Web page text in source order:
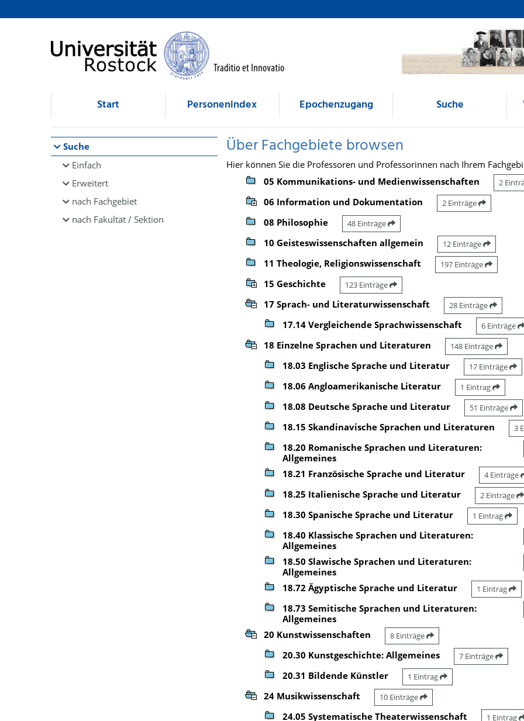
Browsen
direkt zum Inhalt
Start Personenindex Epochenzugang Suche
Suche
Einfach
Erweitert
nach Fachgebiet
nach Fakultät / Sektion
Über Fachgebiete browsen
Hier können Sie die Professoren und Professorinnen nach Ihrem
05 Kommunikations- und Medienwissenschaften
2
06 Information und Dokumentation 2 Einträge
08 Philosophie 48 Einträge
10 Geisteswissenschaften allgemein 12 Einträge
11 Theologie, Religionswissenschaft 197 Einträge
15 Geschichte 123 Einträge
17 Sprach- und Literaturwissenschaft 28 Einträge
17.14 Vergleichende Sprachwissenschaft 6 Einträge
18 Einzelne Sprachen und Literaturen 148 Einträge
18.03 Englische Sprache und Literatur 17 Einträge
18.06 Angloamerikanische Literatur 1 Eintrag
18.08 Deutsche Sprache und Literatur 51 Einträge
18.15 Skandinavische Sprachen und Literaturen 3
18.20 Romanische Sprachen und Literaturen:
Allgemeines
18.21 Französische Sprache und Literatur 4 Einträge
18.25 Italienische Sprache und Literatur 2 Einträge
18.30 Spanische Sprache und Literatur 1 Eintrag
18.40 Klassische Sprachen und Literaturen:
Allgemeines
18.50 Slawische Sprachen und Literaturen:
Allgemeines
18.72 Ägyptische Sprache und Literatur 1 Eintrag
18.73 Semitische Sprachen und Literaturen:
Allgemeines
20 Kunstwissenschaften 8 Einträge
20.30 Kunstgeschichte: Allgemeines 7 Einträge
20.31 Bildende Künstler 1 Eintrag
24 Musikwissenschaft 10 Einträge
24.05 Systematische Theaterwissenschaft 1 Eintrag